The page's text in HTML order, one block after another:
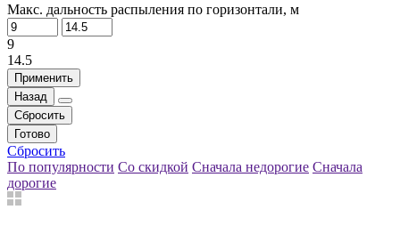
Макс. дальность распыления по горизонтали, м
9
14.5
Применить
Назад
Сбросить
Готово
Сбросить
По популярности Со скидкой Сначала недорогие Сначала
дорогие